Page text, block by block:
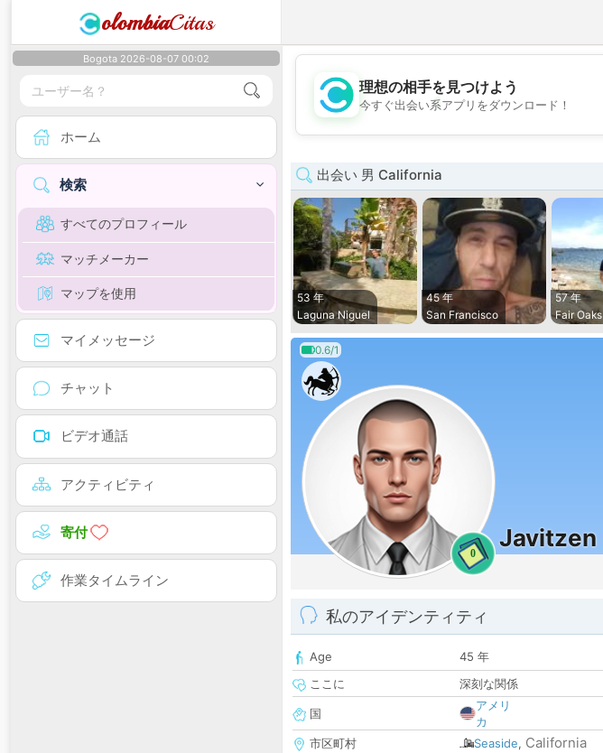
olombiaCitas
Bogota 2026-08-07 00:02
ホーム
検索
すべてのプロフィール
マッチメーカー
マップを使用
マイメッセージ
チャット
ビデオ通話
アクティビティ
寄付
作業タイムライン
💖
理想の相手を見つけよう
今すぐ出会い系アプリをダウンロード！
出会い 男 California
53 年
Laguna Niguel
45 年
San Francisco
57 年
Fair Oaks
0.6/1
0
Javitzen
私のアイデンティティ
Age
45 年
ここに
深刻な関係
国
アメリ
カ
市区町村
Seaside, California